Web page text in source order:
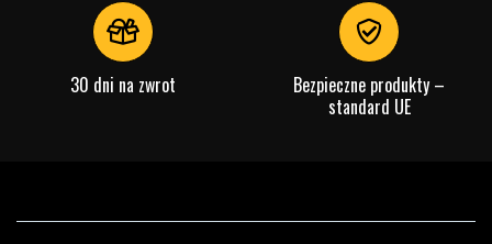
HDMI High Speed z Ethernet
30 dni na zwrot
Bezpieczne produkty –
standard UE